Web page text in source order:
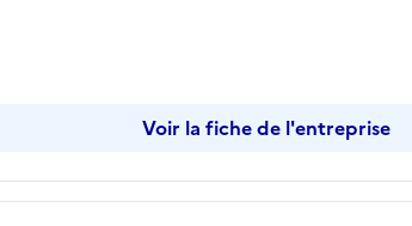
Voir la fiche de l'entreprise